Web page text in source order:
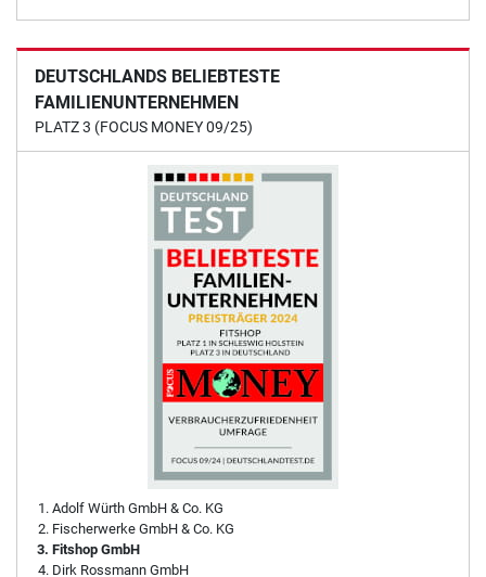
DEUTSCHLANDS BELIEBTESTE
FAMILIENUNTERNEHMEN
PLATZ 3 (FOCUS MONEY 09/25)
Adolf Würth GmbH & Co. KG
Fischerwerke GmbH & Co. KG
Fitshop GmbH
Dirk Rossmann GmbH